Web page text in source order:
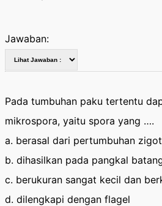
Jawaban:
Pada tumbuhan paku tertentu
mikrospora, yaitu spora yang ….
a. berasal dari pertumbuhan zigot
b. dihasilkan pada pangkal
c. berukuran sangat kecil dan
d. dilengkapi dengan flagel